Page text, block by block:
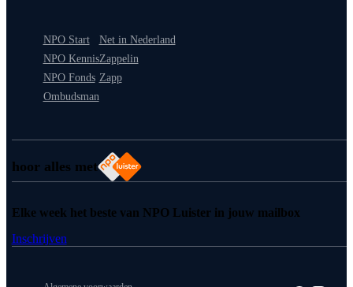
hoor alles met
NPO Start
NPO Kennis
NPO Fonds
Ombudsman
Net in Nederland
Zappelin
Zapp
Elke week het beste van NPO Luister in jouw mailbox
Inschrijven